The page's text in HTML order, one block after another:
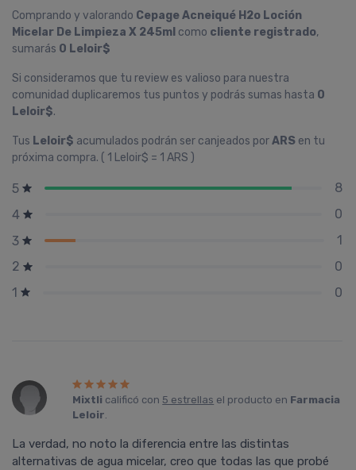
Comprando y valorando Cepage Acneiqué H2o Loción
Micelar De Limpieza X 245ml como cliente registrado,
sumarás 0 Leloir$
Si consideramos que tu review es valioso para nuestra
comunidad duplicaremos tus puntos y podrás sumas hasta 0
Leloir$.
Tus Leloir$ acumulados podrán ser canjeados porARS en tu
próxima compra. ( 1 Leloir$ = 1 ARS )
5
8
4
0
3
1
2
0
1
0
Mixtli calificó con 5 estrellas el producto en Farmacia
Leloir.
La verdad, no noto la diferencia entre las distintas
alternativas de agua micelar, creo que todas las que probé